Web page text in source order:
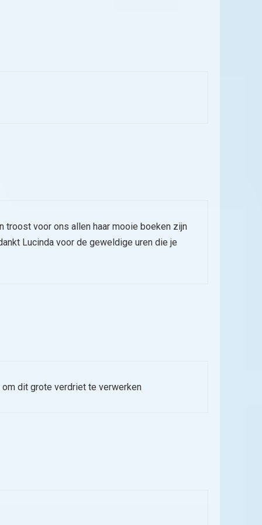
troost voor ons allen haar mooie boeken zijn
Lucinda voor de geweldige uren die je
dit grote verdriet te verwerken